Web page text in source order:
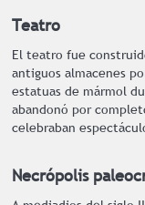
Teatro
El teatro fue
antiguos almacenes
estatuas de mármol
abandonó por
celebraban
Necrópolis